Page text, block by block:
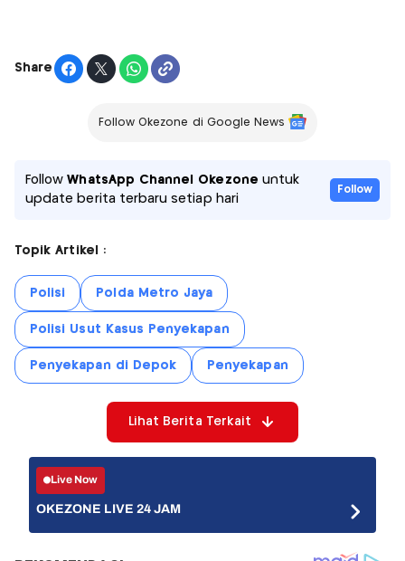
Share
Follow Okezone di Google News
FollowWhatsApp Channel Okezone untuk
update berita terbaru setiap hari
Follow
Topik Artikel :
Polisi Polda Metro Jaya
Polisi Usut Kasus Penyekapan
Penyekapan di Depok Penyekapan
Lihat Berita Terkait
Live Now
OKEZONE LIVE 24 JAM